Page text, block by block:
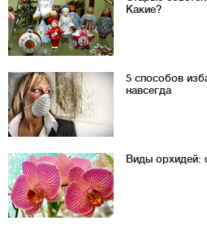
Какие?
5 способов
навсегда
Виды орхидей: